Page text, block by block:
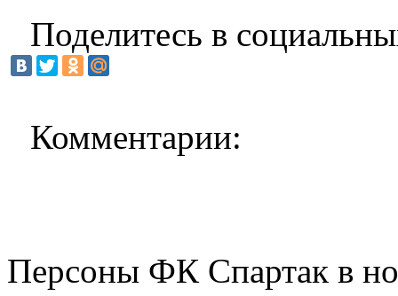
Поделитесь в
Комментарии:
Персоны ФК Спартак в